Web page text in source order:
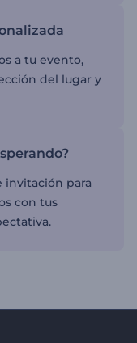
a tu evento,
del lugar y
invitación para
con tus